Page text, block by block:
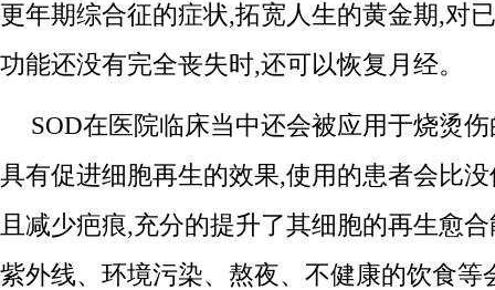
更年期综合征的症状,拓宽人生的黄金期,对
功能还没有完全丧失时,还可以恢复月经。
SOD在医院临床当中还会被应用于烧烫
具有促进细胞再生的效果,使用的患者会比
且减少疤痕,充分的提升了其细胞的再生愈
紫外线、环境污染、熬夜、不健康的饮食等